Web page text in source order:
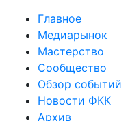
Главное
Медиарынок
Мастерство
Сообщество
Обзор событий
Новости ФКК
Архив